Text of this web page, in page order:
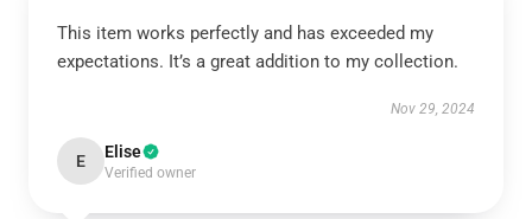
This item works perfectly and has exceeded my
expectations. It’s a great addition to my collection.
Nov 29, 2024
E Elise
Verified owner